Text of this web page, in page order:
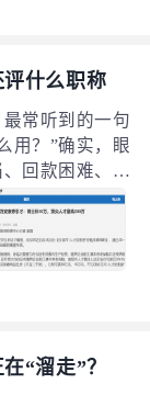
晋升与职称挂
什么职称
常听到的一句
用？”确实，眼
回款困难、人
经理连上麦：
来能干嘛，可
？他回了三个
态：行情好时
；等新项目来
“溜走”？